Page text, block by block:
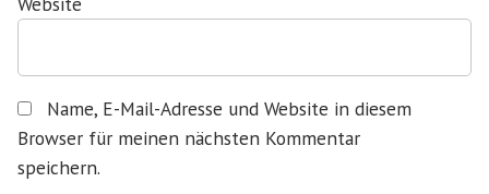
Name, E-Mail-Adresse und Website in diesem
Browser für meinen nächsten Kommentar
speichern.